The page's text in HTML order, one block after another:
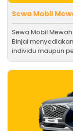
Sewa Mobil
Sewa Mobil
Binjai
individu maupun